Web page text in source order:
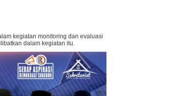
kegiatan monitoring dan evaluasi
dalam kegiatan itu.